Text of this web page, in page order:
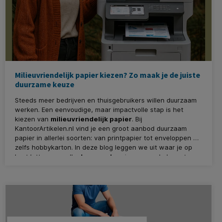
Milieuvriendelijk papier kiezen? Zo maak je de juiste
duurzame keuze
Steeds meer bedrijven en thuisgebruikers willen duurzaam
werken. Een eenvoudige, maar impactvolle stap is het
kiezen van milieuvriendelijk papier. Bij
KantoorArtikelen.nl vind je een groot aanbod duurzaam
papier in allerlei soorten: van printpapier tot enveloppen en
zelfs hobbykarton. In deze blog leggen we uit waar je op
kunt letten en welke keurmerken
in onze webshop staan